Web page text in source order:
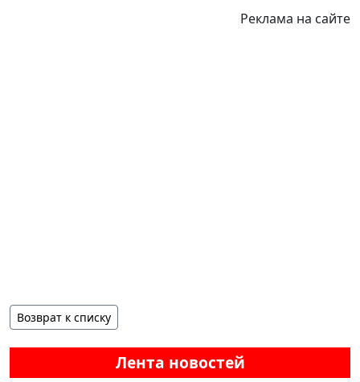
Лента новостей
Реклама на сайте
Возврат к списку